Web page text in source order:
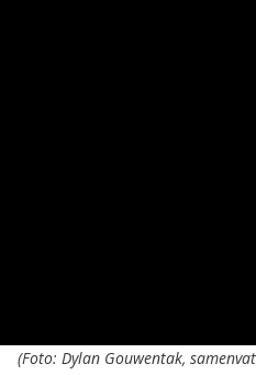
(Foto: Dylan Gouwentak,